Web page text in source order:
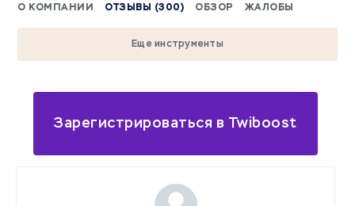
О КОМПАНИИ ОТЗЫВЫ (300) ОБЗОР ЖАЛОБЫ
Еще инструменты
Зарегистрироваться в Twiboost